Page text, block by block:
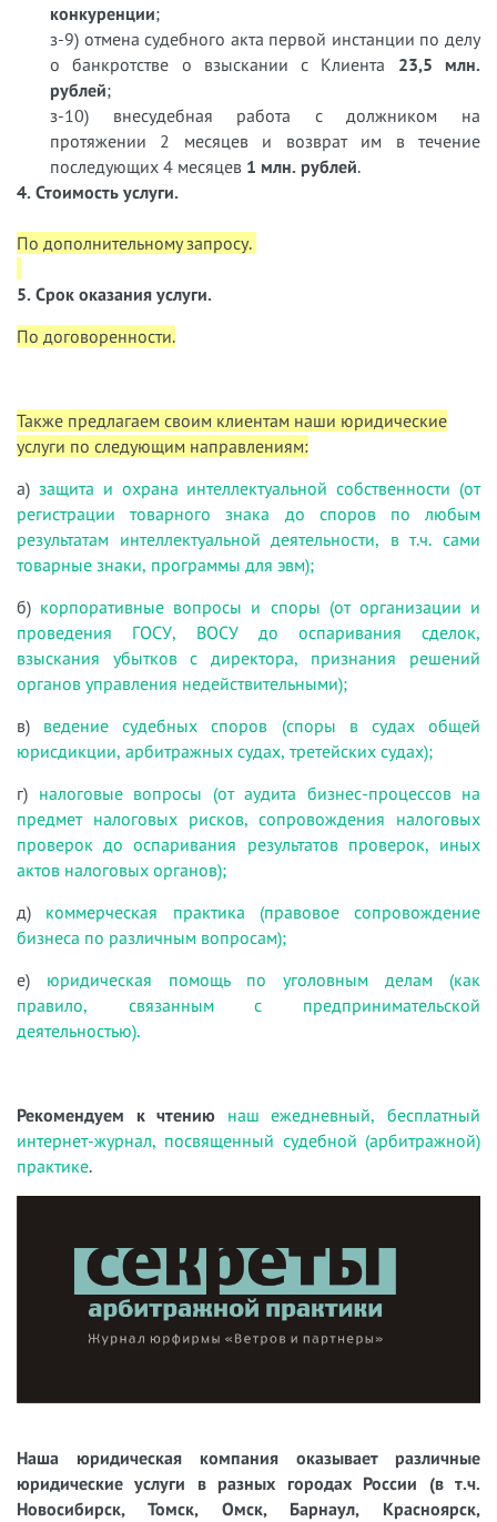
конкуренции;
з-9) отмена судебного акта первой инстанции по делу
о банкротстве о взыскании с Клиента 23,5 млн.
рублей;
з-10) внесудебная работа с должником на
протяжении 2 месяцев и возврат им в течение
последующих 4 месяцев 1 млн. рублей.
4. Стоимость услуги.
По дополнительному запросу.
5. Срок оказания услуги.
По договоренности.
Также предлагаем своим клиентам наши юридические
услуги по следующим направлениям:
а) защита и охрана интеллектуальной собственности (от
регистрации товарного знака до споров по любым
результатам интеллектуальной деятельности, в т.ч. сами
товарные знаки, программы для эвм);
б) корпоративные вопросы и споры (от организации и
проведения ГОСУ, ВОСУ до оспаривания сделок,
взыскания убытков с директора, признания решений
органов управления недействительными);
в) ведение судебных споров (споры в судах общей
юрисдикции, арбитражных судах, третейских судах);
г) налоговые вопросы (от аудита бизнес-процессов на
предмет налоговых рисков, сопровождения налоговых
проверок до оспаривания результатов проверок, иных
актов налоговых органов);
д) коммерческая практика (правовое сопровождение
бизнеса по различным вопросам);
е) юридическая помощь по уголовным делам (как
правило, связанным с предпринимательской
деятельностью).
Рекомендуем к чтению наш ежедневный, бесплатный
интернет-журнал, посвященный судебной (арбитражной)
практике.
Наша юридическая компания оказывает различные
юридические услуги в разных городах России (в т.ч.
Новосибирск, Томск, Омск, Барнаул, Красноярск,